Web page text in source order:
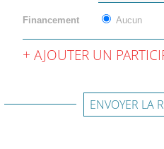
Financement Aucun
AJOUTER UN
ENVOYER LA